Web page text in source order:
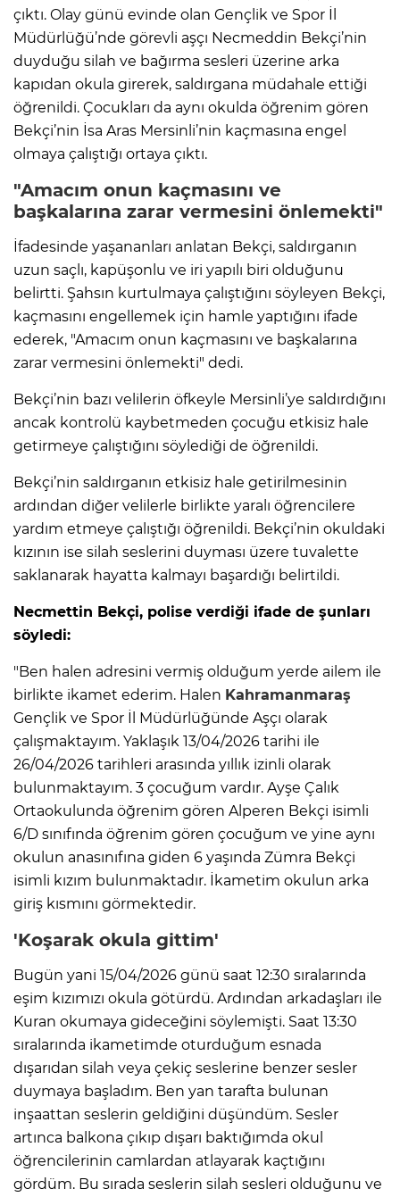
çıktı. Olay günü evinde olan Gençlik ve Spor İl
Müdürlüğü’nde görevli aşçı Necmeddin Bekçi’nin
duyduğu silah ve bağırma sesleri üzerine arka
kapıdan okula girerek, saldırgana müdahale ettiği
öğrenildi. Çocukları da aynı okulda öğrenim gören
Bekçi’nin İsa Aras Mersinli’nin kaçmasına engel
olmaya çalıştığı ortaya çıktı.
"Amacım onun kaçmasını ve
başkalarına zarar vermesini önlemekti"
İfadesinde yaşananları anlatan Bekçi, saldırganın
uzun saçlı, kapüşonlu ve iri yapılı biri olduğunu
belirtti. Şahsın kurtulmaya çalıştığını söyleyen Bekçi,
kaçmasını engellemek için hamle yaptığını ifade
ederek, "Amacım onun kaçmasını ve başkalarına
zarar vermesini önlemekti" dedi.
Bekçi’nin bazı velilerin öfkeyle Mersinli’ye saldırdığını
ancak kontrolü kaybetmeden çocuğu etkisiz hale
getirmeye çalıştığını söylediği de öğrenildi.
Bekçi’nin saldırganın etkisiz hale getirilmesinin
ardından diğer velilerle birlikte yaralı öğrencilere
yardım etmeye çalıştığı öğrenildi. Bekçi’nin okuldaki
kızının ise silah seslerini duyması üzere tuvalette
saklanarak hayatta kalmayı başardığı belirtildi.
Necmettin Bekçi, polise verdiği ifade de şunları
söyledi:
"Ben halen adresini vermiş olduğum yerde ailem ile
birlikte ikamet ederim. Halen Kahramanmaraş
Gençlik ve Spor İl Müdürlüğünde Aşçı olarak
çalışmaktayım. Yaklaşık 13/04/2026 tarihi ile
26/04/2026 tarihleri arasında yıllık izinli olarak
bulunmaktayım. 3 çocuğum vardır. Ayşe Çalık
Ortaokulunda öğrenim gören Alperen Bekçi isimli
6/D sınıfında öğrenim gören çocuğum ve yine aynı
okulun anasınıfına giden 6 yaşında Zümra Bekçi
isimli kızım bulunmaktadır. İkametim okulun arka
giriş kısmını görmektedir.
'Koşarak okula gittim'
Bugün yani 15/04/2026 günü saat 12:30 sıralarında
eşim kızımızı okula götürdü. Ardından arkadaşları ile
Kuran okumaya gideceğini söylemişti. Saat 13:30
sıralarında ikametimde oturduğum esnada
dışarıdan silah veya çekiç seslerine benzer sesler
duymaya başladım. Ben yan tarafta bulunan
inşaattan seslerin geldiğini düşündüm. Sesler
artınca balkona çıkıp dışarı baktığımda okul
öğrencilerinin camlardan atlayarak kaçtığını
gördüm. Bu sırada seslerin silah sesleri olduğunu ve